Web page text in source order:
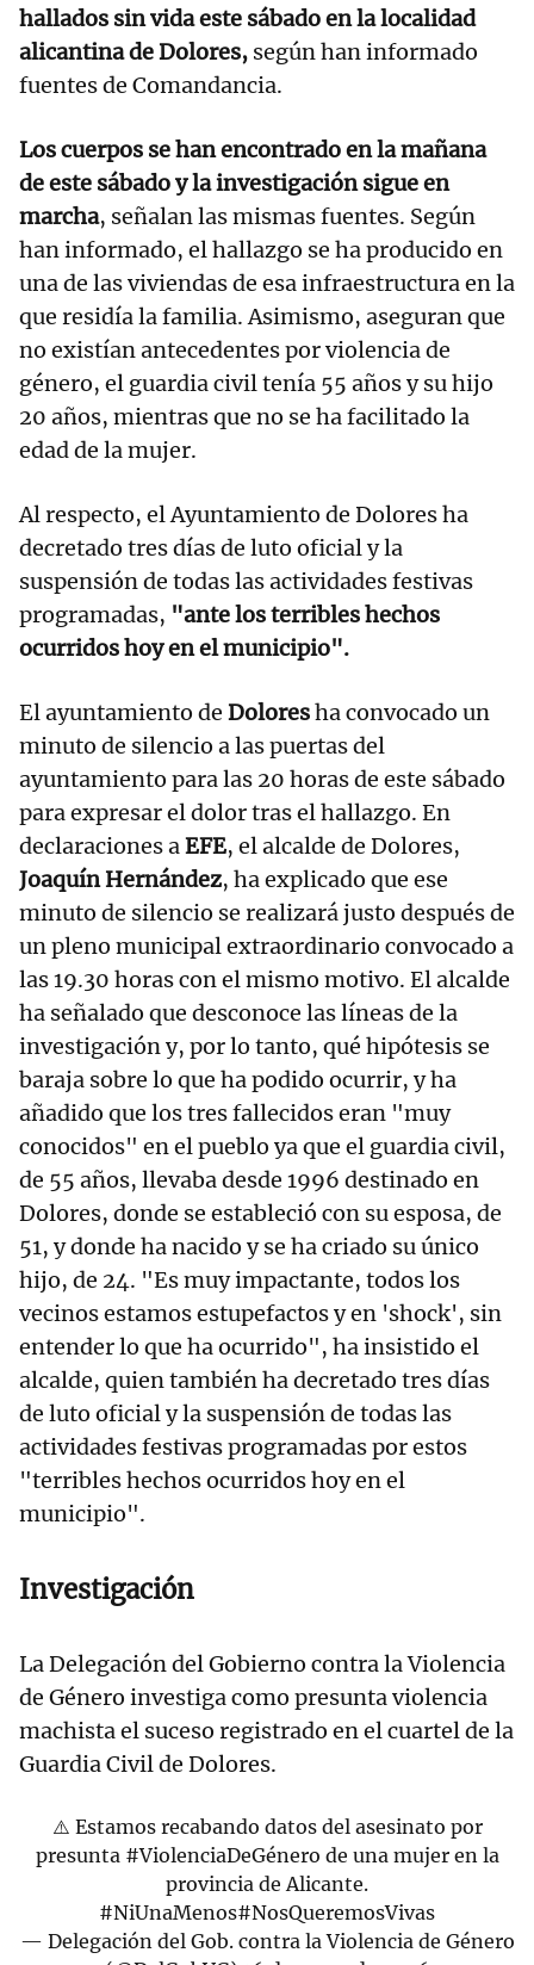
hallados sin vida este sábado en la localidad
alicantina de Dolores, según han informado
fuentes de Comandancia.
Los cuerpos se han encontrado en la mañana
de este sábado y la investigación sigue en
marcha, señalan las mismas fuentes. Según
han informado, el hallazgo se ha producido en
una de las viviendas de esa infraestructura en la
que residía la familia. Asimismo, aseguran que
no existían antecedentes por violencia de
género, el guardia civil tenía 55 años y su hijo
20 años, mientras que no se ha facilitado la
edad de la mujer.
Al respecto, el Ayuntamiento de Dolores ha
decretado tres días de luto oficial y la
suspensión de todas las actividades festivas
programadas, "ante los terribles hechos
ocurridos hoy en el municipio".
El ayuntamiento de Doloresha convocado un
minuto de silencio a las puertas del
ayuntamiento para las 20 horas de este sábado
para expresar el dolor tras el hallazgo. En
declaraciones aEFE, el alcalde de Dolores,
Joaquín Hernández, ha explicado que ese
minuto de silencio se realizará justo después de
un pleno municipal extraordinario convocado a
las 19.30 horas con el mismo motivo. El alcalde
ha señalado que desconoce las líneas de la
investigación y, por lo tanto, qué hipótesis se
baraja sobre lo que ha podido ocurrir, y ha
añadido que los tres fallecidos eran "muy
conocidos" en el pueblo ya que el guardia civil,
de 55 años, llevaba desde 1996 destinado en
Dolores, donde se estableció con su esposa, de
51, y donde ha nacido y se ha criado su único
hijo, de 24. "Es muy impactante, todos los
vecinos estamos estupefactos y en 'shock', sin
entender lo que ha ocurrido", ha insistido el
alcalde, quien también ha decretado tres días
de luto oficial y la suspensión de todas las
actividades festivas programadas por estos
"terribles hechos ocurridos hoy en el
municipio".
Investigación
La Delegación del Gobierno contra la Violencia
de Género investiga como presunta violencia
machista el suceso registrado en el cuartel de la
Guardia Civil de Dolores.
⚠️ Estamos recabando datos del asesinato por
presunta #ViolenciaDeGénero de una mujer en la
provincia de Alicante.
#NiUnaMenos#NosQueremosVivas
— Delegación del Gob. contra la Violencia de Género